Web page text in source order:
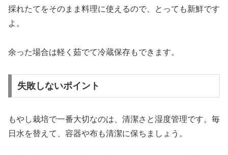
採れたてをそのまま料理に使えるので、とっても新鮮です
よ。
余った場合は軽く茹でて冷蔵保存もできます。
失敗しないポイント
もやし栽培で一番大切なのは、清潔さと湿度管理です。毎
日水を替えて、容器や布も清潔に保ちましょう。